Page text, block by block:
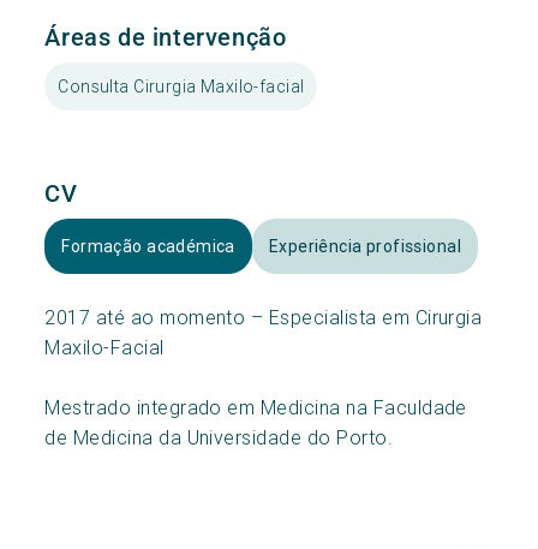
Áreas de intervenção
Consulta Cirurgia Maxilo-facial
CV
Formação académica Experiência profissional
2017 até ao momento – Especialista em Cirurgia
Maxilo-Facial
Mestrado integrado em Medicina na Faculdade
de Medicina da Universidade do Porto.